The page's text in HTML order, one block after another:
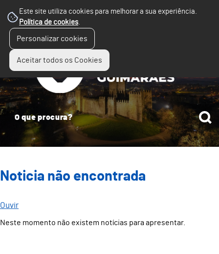
Este site utiliza cookies para melhorar a sua experiência.
Política de cookies.
Personalizar cookies
Aceitar todos os Cookies
Noticia não encontrada
Ouvir
Neste momento não existem notícias para apresentar.